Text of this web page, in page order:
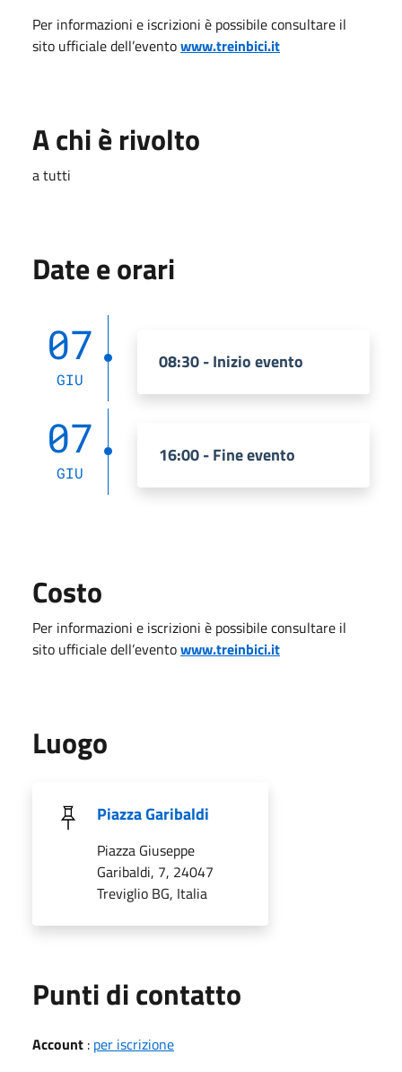
Per informazioni e iscrizioni è possibile consultare il
sito ufficiale dell’eventowww.treinbici.it
A chi è rivolto
a tutti
Date e orari
07
GIU
08:30 - Inizio evento
07
GIU
16:00 - Fine evento
Costo
Per informazioni e iscrizioni è possibile consultare il
sito ufficiale dell’eventowww.treinbici.it
Luogo
Piazza Garibaldi
Piazza Giuseppe
Garibaldi, 7, 24047
Treviglio BG, Italia
Punti di contatto
Account : per iscrizione